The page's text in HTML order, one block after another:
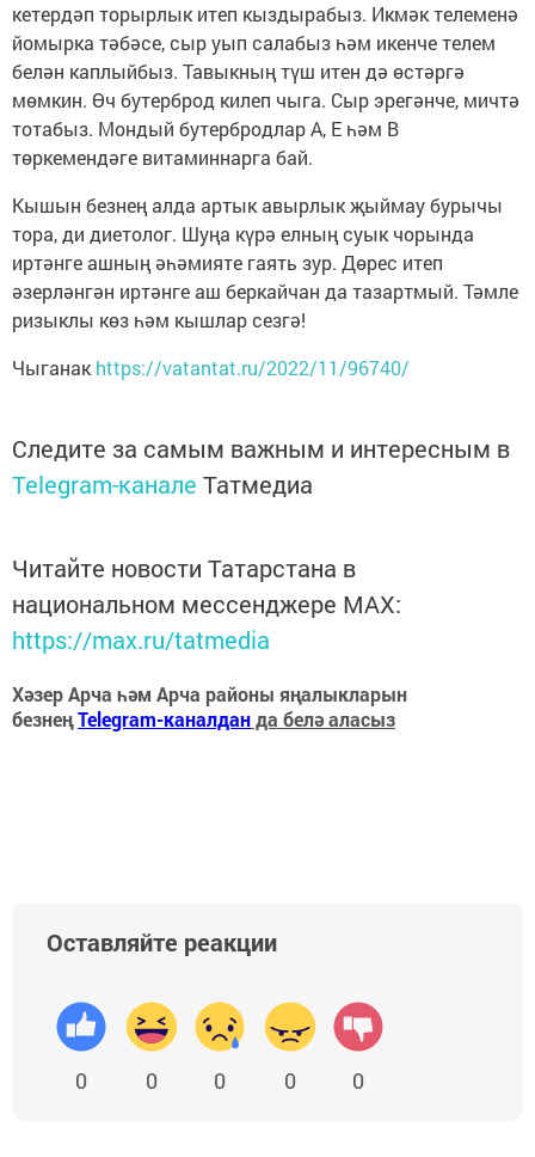
кетердәп торырлык итеп кыздырабыз. Икмәк телеменә
йомырка тәбәсе, сыр уып салабыз һәм икенче телем
белән каплыйбыз. Тавыкның түш итен дә өстәргә
мөмкин. Өч бутерброд килеп чыга. Сыр эрегәнче, мичтә
тотабыз. Мондый бутербродлар А, Е һәм В
төркемендәге витаминнарга бай.
Кышын безнең алда артык авырлык җыймау бурычы
тора, ди диетолог. Шуңа күрә елның суык чорында
иртәнге ашның әһәмияте гаять зур. Дөрес итеп
әзерләнгән иртәнге аш беркайчан да тазартмый. Тәмле
ризыклы көз һәм кышлар сезгә!
Чыганак https://vatantat.ru/2022/11/96740/
Следите за самым важным и интересным в
Telegram-канале Татмедиа
Читайте новости Татарстана в
национальном мессенджере MАХ:
https://max.ru/tatmedia
Хәзер Арча һәм Арча районы яңалыкларын
безнеңTelegram-каналданда белә аласыз
Оставляйте реакции
0 0 0 0 0